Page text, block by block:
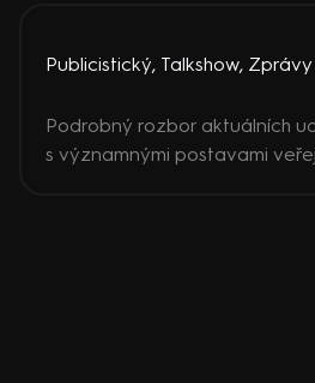
Publicistický, Talkshow, Zprávy
Podrobný rozbor aktuálních
s významnými postavami